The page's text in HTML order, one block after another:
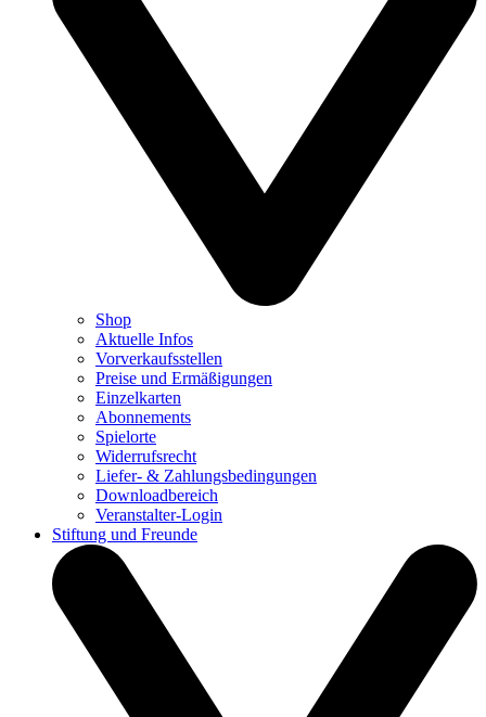
Shop
Aktuelle Infos
Vorverkaufsstellen
Preise und Ermäßigungen
Einzelkarten
Abonnements
Spielorte
Widerrufsrecht
Liefer- & Zahlungsbedingungen
Downloadbereich
Veranstalter-Login
Stiftung und Freunde